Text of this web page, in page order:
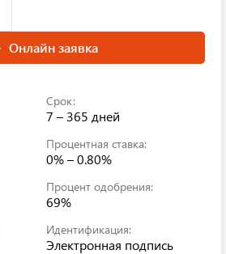
Онлайн заявка
Срок:
7 – 365 дней
Процентная ставка:
0% – 0.80%
Процент одобрения:
69%
Идентификация:
Электронная подпись